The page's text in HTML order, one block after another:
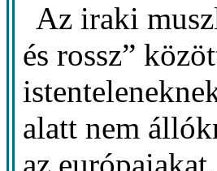
Az iraki
és rossz”
alatt nem